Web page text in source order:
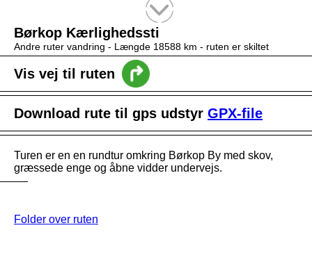
Børkop Kærlighedssti
Andre ruter vandring - Længde 18588 km - ruten er skiltet
Vis vej til ruten
Download rute til gps udstyr GPX-file
Turen er en en rundtur omkring Børkop By med skov,
græssede enge og åbne vidder undervejs.
Folder over ruten